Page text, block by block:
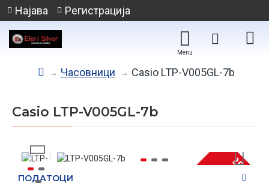
Најава Регистрација
Часовници Casio LTP-V005GL-7b
Casio LTP-V005GL-7b
-25 %
ПОДАТОЦИ